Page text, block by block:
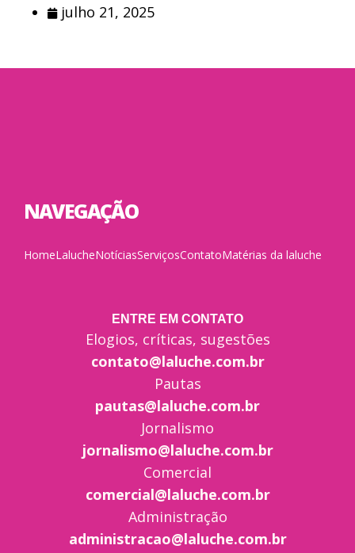
julho 21, 2025
NAVEGAÇÃO
HomeLalucheNotíciasServiçosContatoMatérias da laluche
ENTRE EM CONTATO
Elogios, críticas, sugestões
contato@laluche.com.br
Pautas
pautas@laluche.com.br
Jornalismo
jornalismo@laluche.com.br
Comercial
comercial@laluche.com.br
Administração
administracao@laluche.com.br